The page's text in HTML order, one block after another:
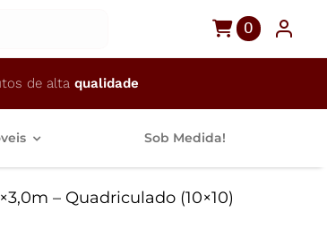
0
de altaqualidade
Sob Medida!
– Quadriculado (10×10)